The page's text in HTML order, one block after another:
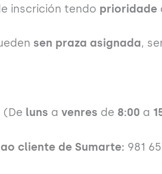
inscrición tendo prioridade
sen praza asignada,
(De luns a venres de 8:00 a
cliente de Sumarte: 981